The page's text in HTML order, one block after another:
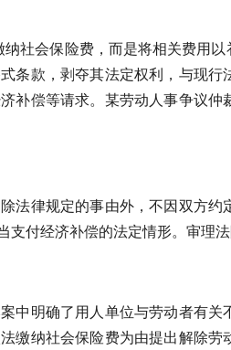
社会保险费，而是将相关费用
条款，剥夺其法定权利，与现
补偿等请求。某劳动人事争议
法律规定的事由外，不因双方
付经济补偿的法定情形。审理
中明确了用人单位与劳动者有
缴纳社会保险费为由提出解除